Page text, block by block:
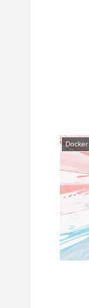
Docker